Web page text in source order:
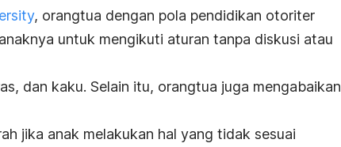
, orangtua dengan pola pendidikan otoriter
untuk mengikuti aturan tanpa diskusi atau
dan kaku. Selain itu, orangtua juga mengabaikan
jika anak melakukan hal yang tidak sesuai